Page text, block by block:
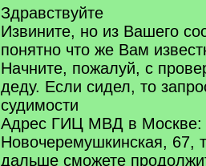
q
]
Здравствуйте
Извините, но из Вашего
понятно что же Вам
Начните, пожалуй, с
деду. Если сидел, то
судимости
Адрес ГИЦ МВД в Москве:
Новочеремушкинская, 67,
дальше сможете